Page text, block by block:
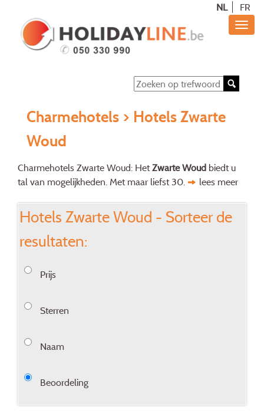
NL FR
Charmehotels > Hotels Zwarte
Woud
Charmehotels Zwarte Woud: HetZwarte Woud biedt u
tal van mogelijkheden. Met maar liefst 30.
lees meer
Hotels Zwarte Woud - Sorteer de
resultaten:
Prijs
Sterren
Naam
Beoordeling